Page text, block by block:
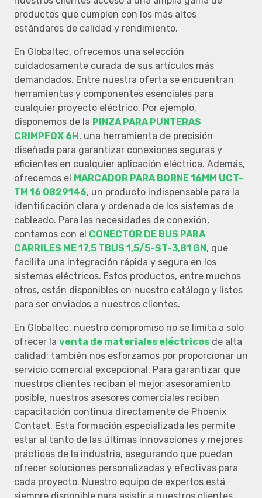
productos que cumplen con los más altos
estándares de calidad y rendimiento.
En Globaltec, ofrecemos una selección
cuidadosamente curada de sus artículos más
demandados. Entre nuestra oferta se encuentran
herramientas y componentes esenciales para
cualquier proyecto eléctrico. Por ejemplo,
disponemos de la PINZA PARA PUNTERAS
CRIMPFOX 6H, una herramienta de precisión
diseñada para garantizar conexiones seguras y
eficientes en cualquier aplicación eléctrica. Además,
ofrecemos el MARCADOR PARA BORNE 16MM UCT-
TM 16 0829146, un producto indispensable para la
identificación clara y ordenada de los sistemas de
cableado. Para las necesidades de conexión,
contamos con el CONECTOR DE BUS PARA
CARRILES ME 17,5 TBUS 1,5/5-ST-3,81 GN, que
facilita una integración rápida y segura en los
sistemas eléctricos. Estos productos, entre muchos
otros, están disponibles en nuestro catálogo y listos
para ser enviados a nuestros clientes.
En Globaltec, nuestro compromiso no se limita a solo
ofrecer la venta de materiales eléctricos de alta
calidad; también nos esforzamos por proporcionar un
servicio comercial excepcional. Para garantizar que
nuestros clientes reciban el mejor asesoramiento
posible, nuestros asesores comerciales reciben
capacitación continua directamente de Phoenix
Contact. Esta formación especializada les permite
estar al tanto de las últimas innovaciones y mejores
prácticas de la industria, asegurando que puedan
ofrecer soluciones personalizadas y efectivas para
cada proyecto. Nuestro equipo de expertos está